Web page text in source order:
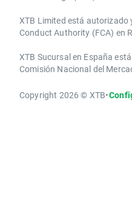
XTB Limited ​está autorizado
Conduct Authority ​(FCA) en
XTB Sucursal en España
Comisión Nacional del
Copyright 2026 © XTB•